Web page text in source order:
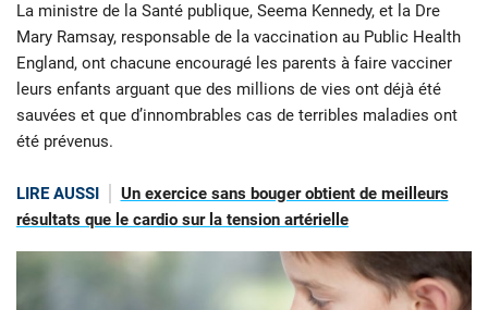
La ministre de la Santé publique, Seema Kennedy, et la Dre
Mary Ramsay, responsable de la vaccination au Public Health
England, ont chacune encouragé les parents à faire vacciner
leurs enfants arguant que des millions de vies ont déjà été
sauvées et que d’innombrables cas de terribles maladies ont
été prévenus.
LIRE AUSSI
Un exercice sans bouger obtient de meilleurs
résultats que le cardio sur la tension artérielle